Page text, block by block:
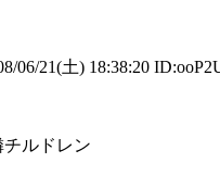
21(土) 18:38:20
ルドレン